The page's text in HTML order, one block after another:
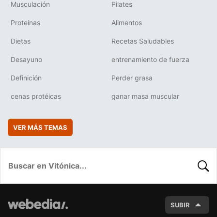
Musculación Pilates
Proteínas Alimentos
Dietas Recetas Saludables
Desayuno entrenamiento de fuerza
Definición Perder grasa
cenas protéicas ganar masa muscular
VER MÁS TEMAS
SUBIR